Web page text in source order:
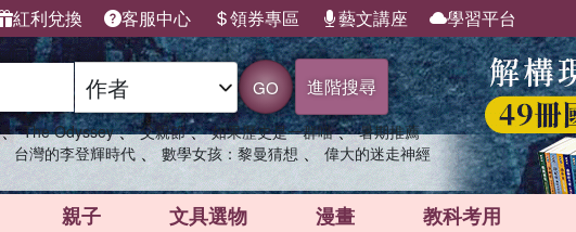
紅利兌換 客服中心 領券專區 藝文講座 學習平台
GO 進階搜尋
、 The Odyssey 、 父親節 、 如果歷史是一群喵 、 暑期推薦
台灣的李登輝時代 、 數學女孩：黎曼猜想 、 偉大的迷走神經
親子 文具選物 漫畫 教科考用